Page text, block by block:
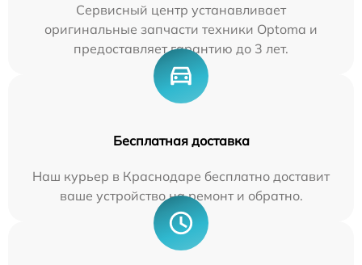
Сервисный центр устанавливает
оригинальные запчасти техники Optoma и
предоставляет гарантию до 3 лет.
Бесплатная доставка
Наш курьер в Краснодаре бесплатно доставит
ваше устройство на ремонт и обратно.